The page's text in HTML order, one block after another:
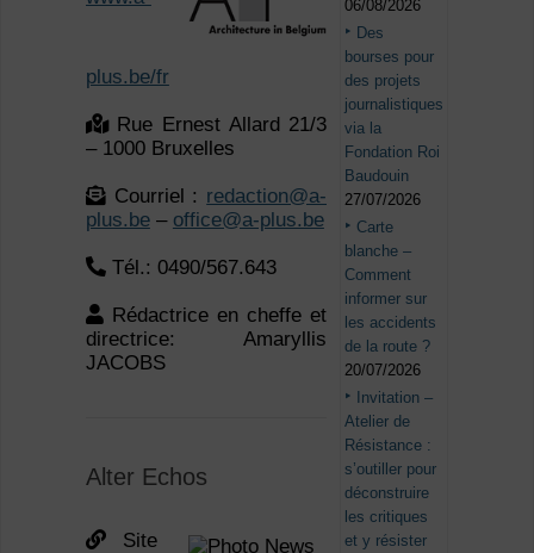
plus.be/fr
Rue Ernest Allard 21/3
– 1000 Bruxelles
Courriel : redaction@a-
plus.be– office@a-plus.be
Tél.: 0490/567.643
Rédactrice en cheffe et
directrice: Amaryllis
JACOBS
Alter Echos
Site
06/08/2026
Des
bourses pour
des projets
journalistiques
via la
Fondation Roi
Baudouin
27/07/2026
Carte
blanche –
Comment
informer sur
les accidents
de la route ?
20/07/2026
Invitation –
Atelier de
Résistance :
s’outiller pour
déconstruire
les critiques
et y résister